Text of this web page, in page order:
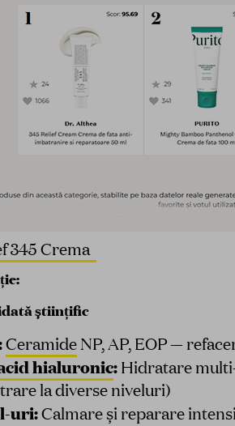
345 Crema
științific
CeramideNP, AP, EOP —
hialuronic:Hidratare
la diverse niveluri)
uri:Calmare și reparare